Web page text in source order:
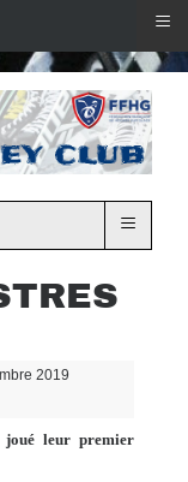
≡
2019
joué leur premier
≡